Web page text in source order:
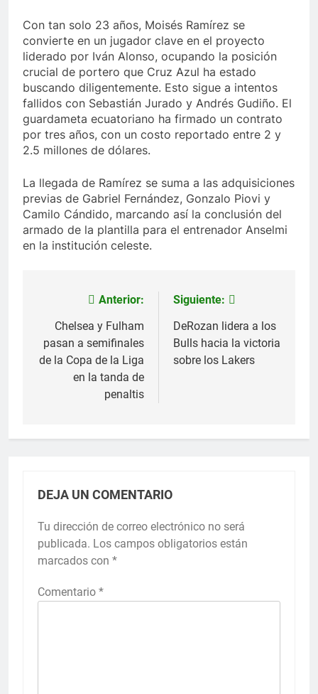
Con tan solo 23 años, Moisés Ramírez se
convierte en un jugador clave en el proyecto
liderado por Iván Alonso, ocupando la posición
crucial de portero que Cruz Azul ha estado
buscando diligentemente. Esto sigue a intentos
fallidos con Sebastián Jurado y Andrés Gudiño. El
guardameta ecuatoriano ha firmado un contrato
por tres años, con un costo reportado entre 2 y
2.5 millones de dólares.
La llegada de Ramírez se suma a las adquisiciones
previas de Gabriel Fernández, Gonzalo Piovi y
Camilo Cándido, marcando así la conclusión del
armado de la plantilla para el entrenador Anselmi
en la institución celeste.
Navegación
entradas
Anterior:
Chelsea y Fulham
pasan a semifinales
de la Copa de la Liga
en la tanda de
penaltis
Siguiente:
DeRozan lidera a los
Bulls hacia la victoria
sobre los Lakers
DEJA UN COMENTARIO
Tu dirección de correo electrónico no será
publicada. Los campos obligatorios están
marcados con *
Comentario *